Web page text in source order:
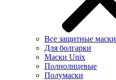
Все защитные маски
Для болгарки
Маски Unix
Полнолицевые
Полумаски